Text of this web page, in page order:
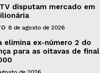
disputam mercado em
8 de agosto de 2026
elimina ex-número 2 do
para as oitavas de final